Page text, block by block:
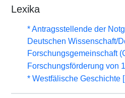
Lexika
* Antragsstellende der
Deutschen Wissenschaft/
Forschungsgemeinschaft
Forschungsförderung von
* Westfälische Geschichte